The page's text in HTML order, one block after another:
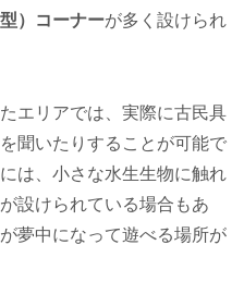
）コーナーが多く設けられ
エリアでは、実際に古民具
聞いたりすることが可能で
は、小さな水生生物に触れ
設けられている場合もあ
夢中になって遊べる場所が